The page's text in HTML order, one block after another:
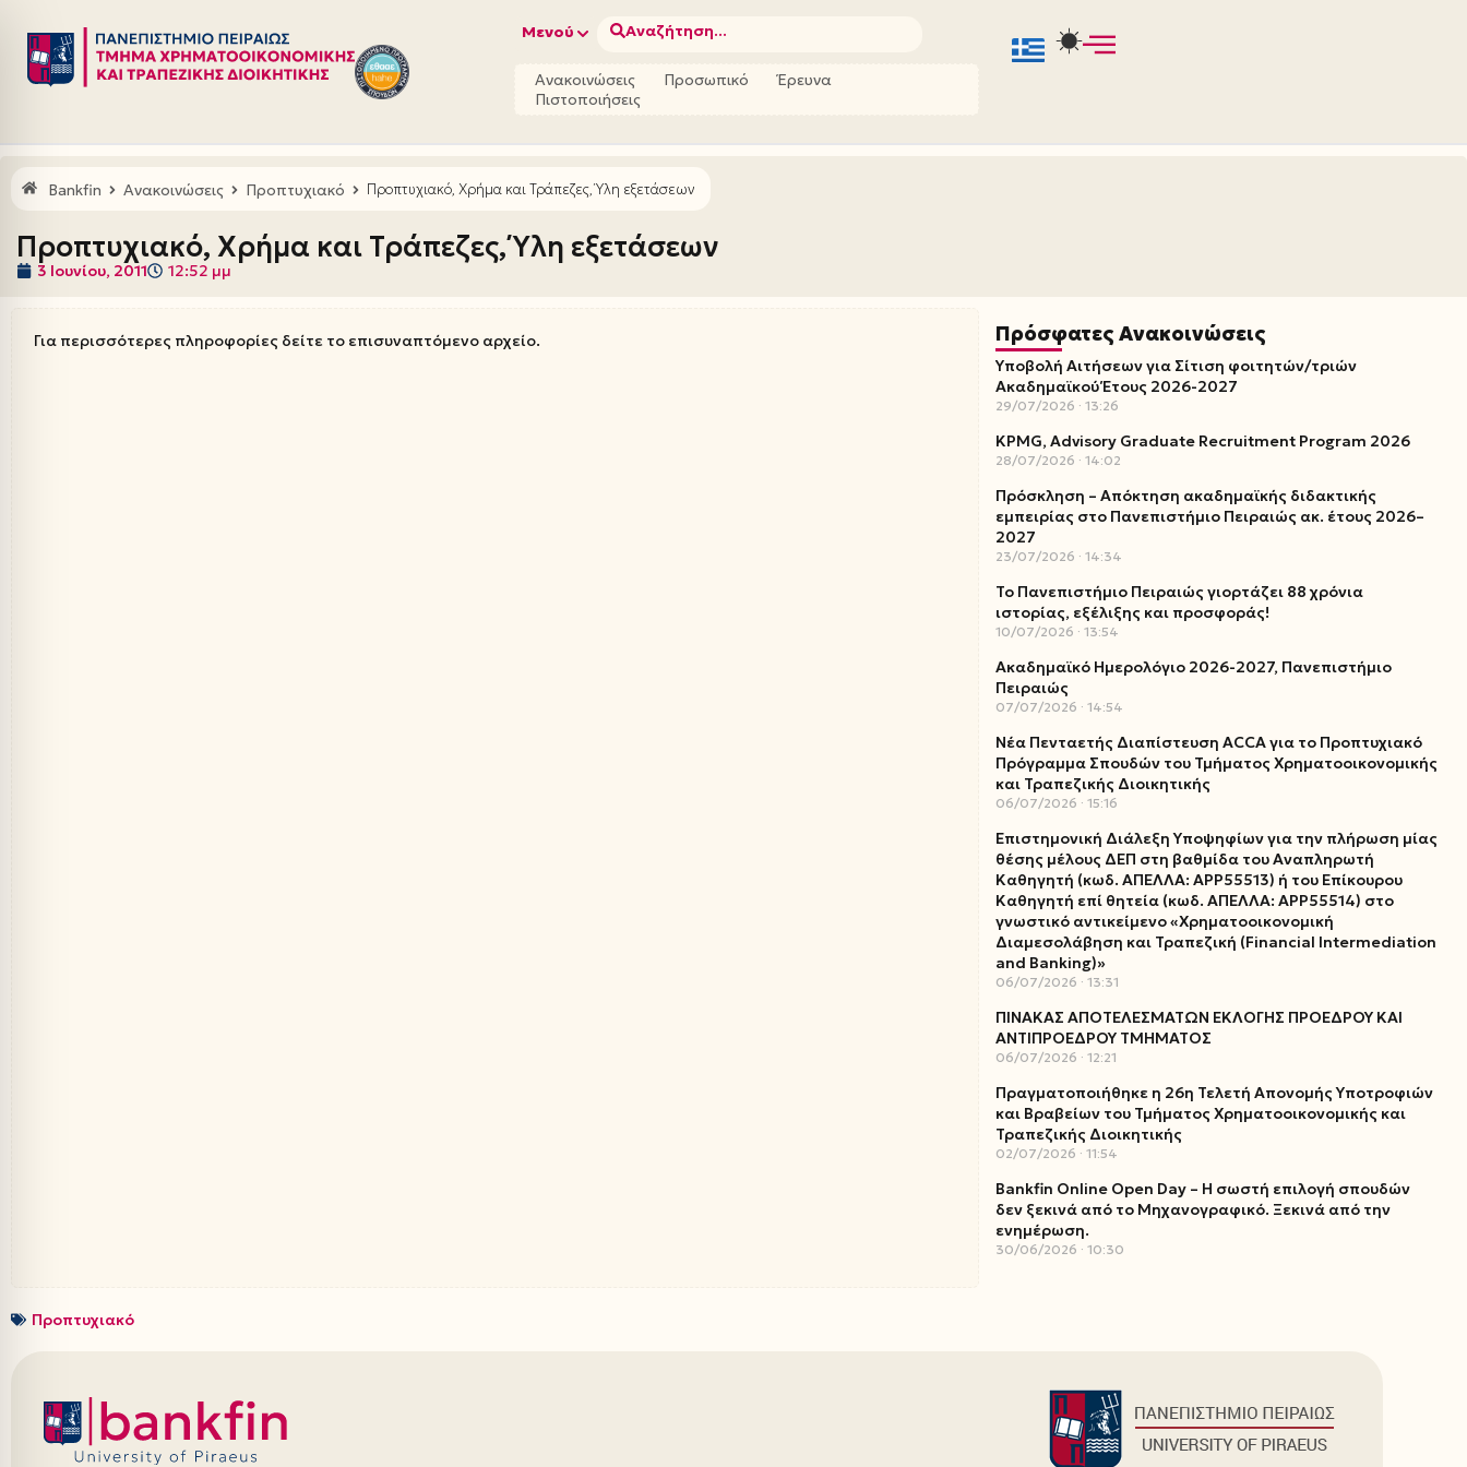
Μεταπηδήστε
στο
Μενού Αναζήτηση...
Ανακοινώσεις Προσωπικό
Έρευνα
Πιστοποιήσεις
Bankfin Ανακοινώσεις Προπτυχιακό Προπτυχιακό, Χρήμα και Τράπεζες, Ύλη εξετάσεων
Προπτυχιακό, Χρήμα και Τράπεζες, Ύλη εξετάσεων
3 Ιουνίου, 2011 12:52 μμ
Για περισσότερες πληροφορίες δείτε το επισυναπτόμενο αρχείο. Πρόσφατες Ανακοινώσεις
Υποβολή Αιτήσεων για Σίτιση φοιτητών/τριών
Ακαδημαϊκού Έτους 2026-2027
29/07/2026 13:26
KPMG, Advisory Graduate Recruitment Program 2026
28/07/2026 14:02
Πρόσκληση – Απόκτηση ακαδημαϊκής διδακτικής
εμπειρίας στο Πανεπιστήμιο Πειραιώς ακ. έτους 2026–
2027
23/07/2026 14:34
Το Πανεπιστήμιο Πειραιώς γιορτάζει 88 χρόνια
ιστορίας, εξέλιξης και προσφοράς!
10/07/2026 13:54
Ακαδημαϊκό Ημερολόγιο 2026-2027, Πανεπιστήμιο
Πειραιώς
07/07/2026 14:54
Νέα Πενταετής Διαπίστευση ACCA για το Προπτυχιακό
Πρόγραμμα Σπουδών του Τμήματος Χρηματοοικονομικής
και Τραπεζικής Διοικητικής
06/07/2026 15:16
Επιστημονική Διάλεξη Υποψηφίων για την πλήρωση μίας
θέσης μέλους ΔΕΠ στη βαθμίδα του Αναπληρωτή
Καθηγητή (κωδ. ΑΠΕΛΛΑ: ΑΡΡ55513) ή του Επίκουρου
Καθηγητή επί θητεία (κωδ. ΑΠΕΛΛΑ: ΑΡΡ55514) στο
γνωστικό αντικείμενο «Χρηματοοικονομική
Διαμεσολάβηση και Τραπεζική (Financial Intermediation
and Banking)»
06/07/2026 13:31
ΠΙΝΑΚΑΣ ΑΠΟΤΕΛΕΣΜΑΤΩΝ ΕΚΛΟΓΗΣ ΠΡΟΕΔΡΟΥ ΚΑΙ
ΑΝΤΙΠΡΟΕΔΡΟΥ ΤΜΗΜΑΤΟΣ
06/07/2026 12:21
Πραγματοποιήθηκε η 26η Τελετή Απονομής Υποτροφιών
και Βραβείων του Τμήματος Χρηματοοικονομικής και
Τραπεζικής Διοικητικής
02/07/2026 11:54
Bankfin Online Open Day – Η σωστή επιλογή σπουδών
δεν ξεκινά από το Μηχανογραφικό. Ξεκινά από την
ενημέρωση.
30/06/2026 10:30
Προπτυχιακό